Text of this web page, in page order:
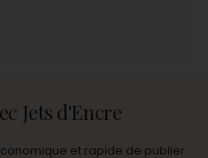
Jets d'Encre
et rapide de publier